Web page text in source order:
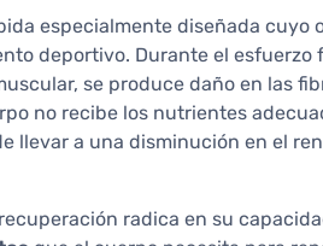
especialmente diseñada cuyo
deportivo. Durante el esfuerzo
se produce daño en las
no recibe los nutrientes
llevar a una disminución en el
radica en su